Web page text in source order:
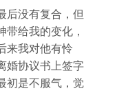
后没有复合，但
给我的变化，
来我对他有怜
婚协议书上签字
初是不服气，觉